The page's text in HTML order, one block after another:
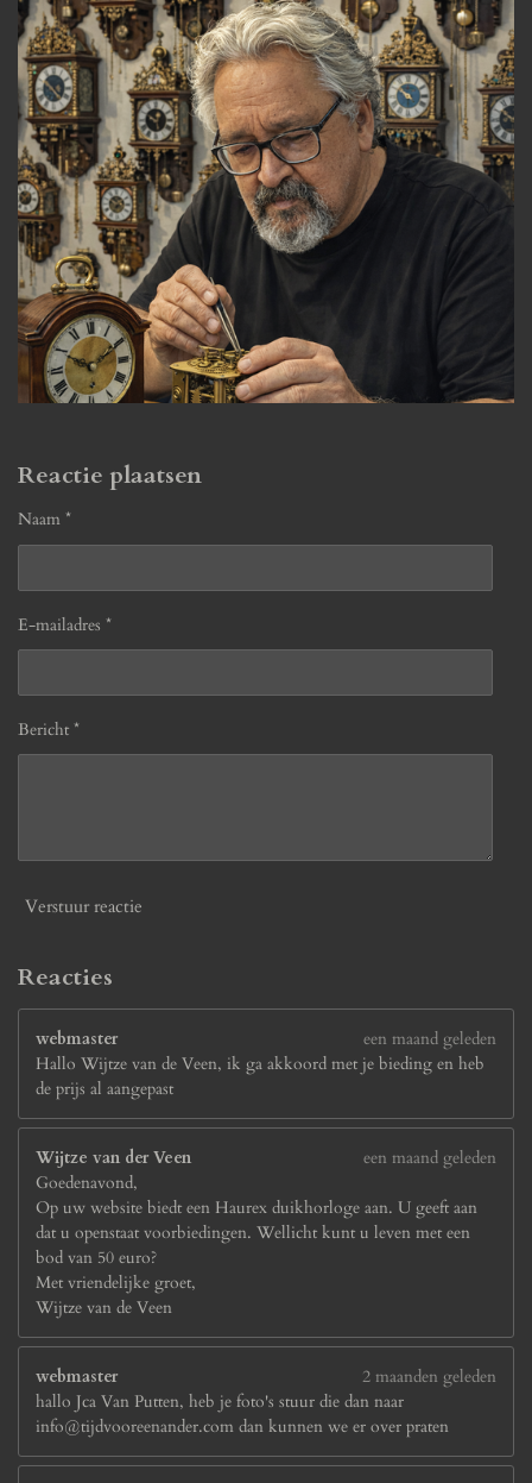
Reactie plaatsen
Naam *
E-mailadres *
Bericht *
Verstuur reactie
Reacties
webmaster
een maand geleden
Hallo Wijtze van de Veen, ik ga akkoord met je bieding en heb
de prijs al aangepast
Wijtze van der Veen
een maand geleden
Goedenavond,
Op uw website biedt een Haurex duikhorloge aan. U geeft aan
dat u openstaat voorbiedingen. Wellicht kunt u leven met een
bod van 50 euro?
Met vriendelijke groet,
Wijtze van de Veen
webmaster
2 maanden geleden
hallo Jca Van Putten, heb je foto's stuur die dan naar
info@tijdvooreenander.com dan kunnen we er over praten